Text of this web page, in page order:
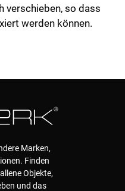
verschieben, so dass
werden können.
Marken,
Finden
Objekte,
und das